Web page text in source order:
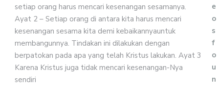
setiap orang harus mencari kesenangan sesamanya.
Ayat 2 – Setiap orang di antara kita harus mencari
kesenangan sesama kita demi kebaikannyauntuk
membangunnya. Tindakan ini dilakukan dengan
berpatokan pada apa yang telah Kristus lakukan. Ayat 3
Karena Kristus juga tidak mencari kesenangan-Nya
sendiri
e
o
s
f
o
u
n